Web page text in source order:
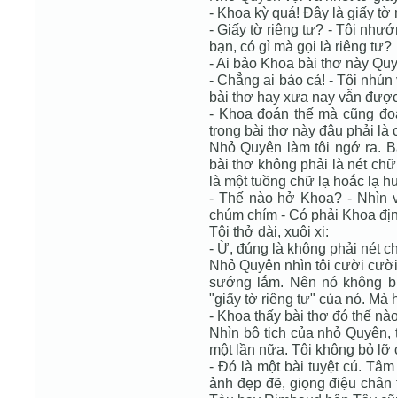
- Khoa kỳ quá! Đây là giấy tờ
- Giấy tờ riêng tư? - Tôi
bạn, có gì mà gọi là riêng tư?
- Ai bảo Khoa bài thơ này
- Chẳng ai bảo cả! - Tôi
bài thơ hay xưa nay vẫn
- Khoa đoán thế mà cũng
trong bài thơ này đâu phải là
Nhỏ Quyên làm tôi ngớ ra.
bài thơ không phải là nét
là một tuồng chữ lạ hoắc lạ
- Thế nào hở Khoa? - Nhìn
chúm chím - Có phải Khoa
Tôi thở dài, xuôi xị:
- Ừ, đúng là không phải nét
Nhỏ Quyên nhìn tôi cười
sướng lắm. Nên nó không
"giấy tờ riêng tư" của nó. Mà
- Khoa thấy bài thơ đó thế
Nhìn bộ tịch của nhỏ
một lần nữa. Tôi không bỏ
- Đó là một bài tuyệt cú.
ảnh đẹp đẽ, giọng điệu